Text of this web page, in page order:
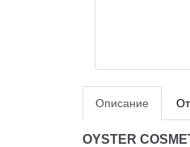
Описание
OYSTER